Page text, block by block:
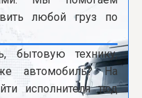
любой груз по
бытовую технику,
автомобиль? На
исполнителя под